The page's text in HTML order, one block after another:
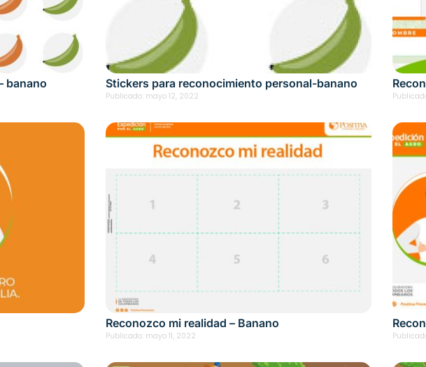
banano Stickers para reconocimiento personal-banano
Publicado: mayo 12, 2022
Reconozco mi realidad – Banano
Publicado: mayo 11, 2022